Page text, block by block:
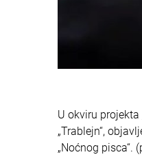
U okviru
„Trablejn“,
„Noćnog pisca“.